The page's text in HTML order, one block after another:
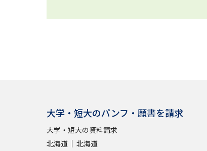
大学・短大のパンフ・願書を請求
大学・短大の資料請求
北海道
北海道